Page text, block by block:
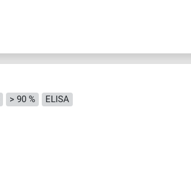
> 90 % ELISA